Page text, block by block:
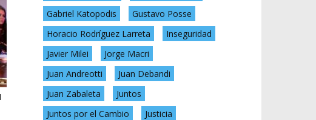
Gabriel Katopodis
Gustavo Posse
Horacio Rodríguez Larreta
Inseguridad
Javier Milei
Jorge Macri
Juan Andreotti
Juan Debandi
Juan Zabaleta
Juntos
Juntos por el Cambio
Justicia